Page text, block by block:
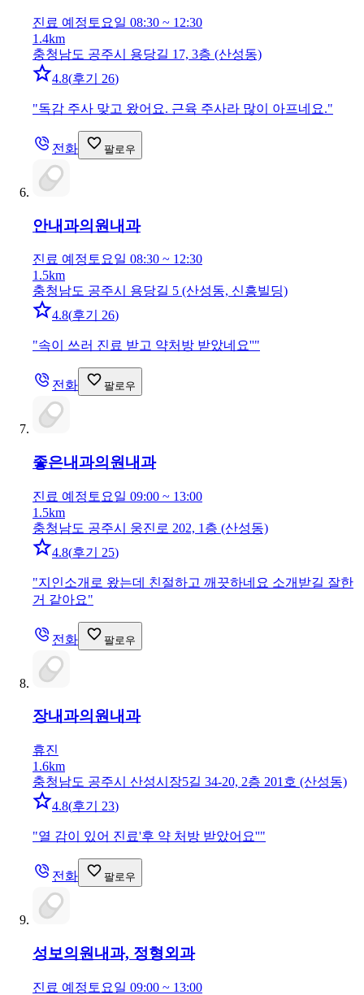
진료 예정 토요일 08:30 ~ 12:30
1.4km
충청남도 공주시 용당길 17, 3층 (산성동)
4.8(후기 26)
"독감 주사 맞고 왔어요. 근육 주사라 많이 아프네요."
전화 팔로우
안내과의원 내과
진료 예정 토요일 08:30 ~ 12:30
1.5km
충청남도 공주시 용당길 5 (산성동, 신흥빌딩)
4.8(후기 26)
"속이 쓰러 진료 받고 약처방 받았네요''"
전화 팔로우
좋은내과의원 내과
진료 예정 토요일 09:00 ~ 13:00
1.5km
충청남도 공주시 웅진로 202, 1층 (산성동)
4.8(후기 25)
"지인소개로 왔는데 친절하고 깨끗하네요 소개받길 잘한
거 같아요"
전화 팔로우
장내과의원내과
휴진
1.6km
충청남도 공주시 산성시장5길 34-20, 2층 201호 (산성동)
4.8(후기 23)
"열 감이 있어 진료'후 약 처방 받았어요''"
전화 팔로우
성보의원 내과, 정형외과
진료 예정 토요일 09:00 ~ 13:00